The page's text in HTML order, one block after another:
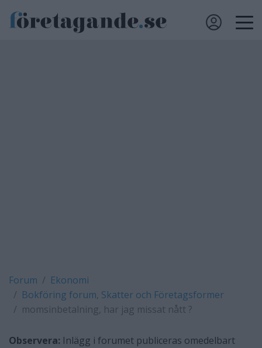
Forum
Ekonomi
Bokföring forum, Skatter och Företagsformer
momsinbetalning, har jag missat nått ?
Observera: Inlägg i forumet publiceras omedelbart